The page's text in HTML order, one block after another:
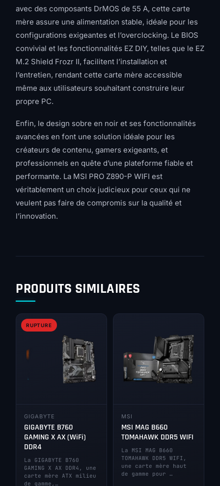
avec des composants DrMOS de 55 A, cette carte
mère assure une alimentation stable, idéale pour les
configurations exigeantes et l’overclocking. Le BIOS
convivial et les fonctionnalités EZ DIY, telles que le EZ
M.2 Shield Frozr II, facilitent l’installation et
l’entretien, rendant cette carte mère accessible
même aux utilisateurs souhaitant construire leur
propre PC.
Enfin, le design sobre en noir et ses fonctionnalités
avancées en font une solution idéale pour les
créateurs de contenu, gamers exigeants, et
professionnels en quête d’une plateforme fiable et
performante. La MSI PRO Z890-P WIFI est
véritablement un choix judicieux pour ceux qui ne
veulent pas faire de compromis sur la qualité et
l’innovation.
PRODUITS SIMILAIRES
RUPTURE
GIGABYTE
GIGABYTE B760
GAMING X AX (WiFi)
DDR4
La GIGABYTE B760
GAMING X AX DDR4, une
carte mère ATX milieu
de gamme,…
MSI
MSI MAG B660
TOMAHAWK DDR5 WIFI
La MSI MAG B660
TOMAHAWK DDR5 WIFI,
une carte mère haut
de gamme pour …